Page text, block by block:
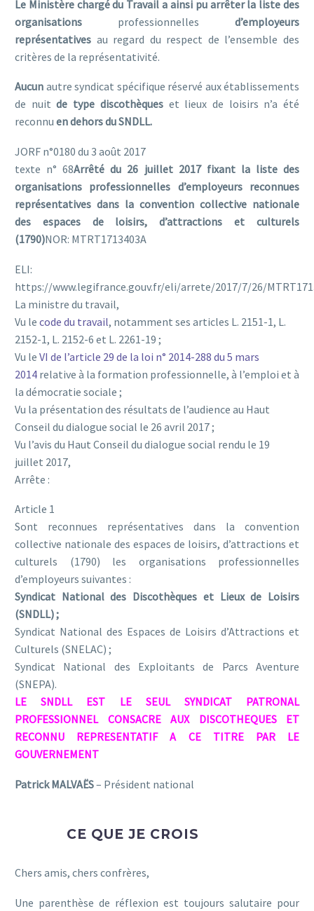
Le Ministère chargé du Travail a ainsi pu arrêter la liste des
organisations
professionnelles d’employeurs
représentatives au regard du respect de l’ensemble des
critères de la représentativité.
Aucun autre syndicat spécifique réservé aux établissements
de nuitde type discothèqueset lieux de loisirs n’a été
reconnu en dehors du SNDLL.
JORF n°0180 du 3 août 2017
texte n° 68Arrêté du 26 juillet 2017 fixant la liste des
organisations professionnelles d’employeurs reconnues
représentatives dans la convention collective nationale
des espaces de loisirs, d’attractions et culturels
(1790)NOR: MTRT1713403A
ELI:
https://www.legifrance.gouv.fr/eli/arrete/2017/7/26/
La ministre du travail,
Vu le code du travail, notamment ses articles L. 2151-1, L.
2152-1, L. 2152-6 et L. 2261-19 ;
Vu le VI de l’article 29 de la loi n° 2014-288 du 5 mars
2014 relative à la formation professionnelle, à l’emploi et à
la démocratie sociale ;
Vu la présentation des résultats de l’audience au Haut
Conseil du dialogue social le 26 avril 2017 ;
Vu l’avis du Haut Conseil du dialogue social rendu le 19
juillet 2017,
Arrête :
Article 1
Sont reconnues représentatives dans la convention
collective nationale des espaces de loisirs, d’attractions et
culturels (1790) les organisations professionnelles
d’employeurs suivantes :
Syndicat National des Discothèques et Lieux de Loisirs
(SNDLL) ;
Syndicat National des Espaces de Loisirs d’Attractions et
Culturels (SNELAC) ;
Syndicat National des Exploitants de Parcs Aventure
(SNEPA).
LE SNDLL EST LE SEUL SYNDICAT PATRONAL
PROFESSIONNEL CONSACRE AUX DISCOTHEQUES ET
RECONNU REPRESENTATIF A CE TITRE PAR LE
GOUVERNEMENT
Patrick MALVAËS– Président national
CE QUE JE CROIS
Chers amis, chers confrères,
Une parenthèse de réflexion est toujours salutaire pour